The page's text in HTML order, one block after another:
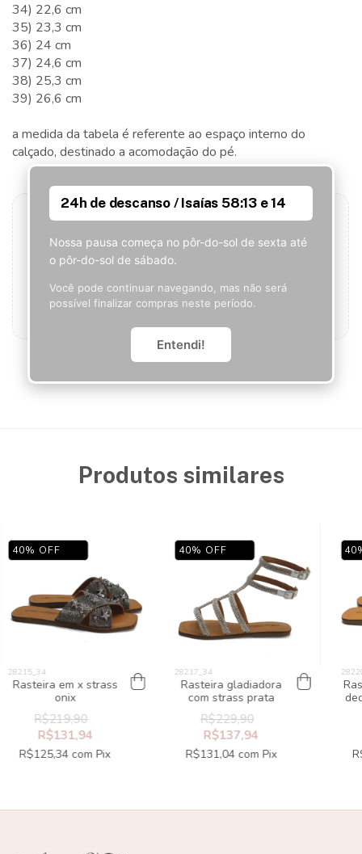
34) 22,6 cm
35) 23,3 cm
36) 24 cm
37) 24,6 cm
38) 25,3 cm
39) 26,6 cm
a medida da tabela é referente ao espaço interno do
calçado, destinado a acomodação do pé.
Seja o primeiro a avaliar este produto!
opinião pode ajudar outros clientes.
Produtos similares
40% OFF
Rasteira em x strass
onix
R$219,90
R$131,94
R$125,34 com Pix
40% OFF
Rasteira gladiadora
com strass prata
R$229,90
R$137,94
R$131,04 com Pix
40
24h de descanso / Isaías 58:13 e 14
Nossa pausa começa no pôr-do-sol de sexta até
o pôr-do-sol de sábado.
Você pode continuar navegando, mas não será
possível finalizar compras neste período.
Entendi!